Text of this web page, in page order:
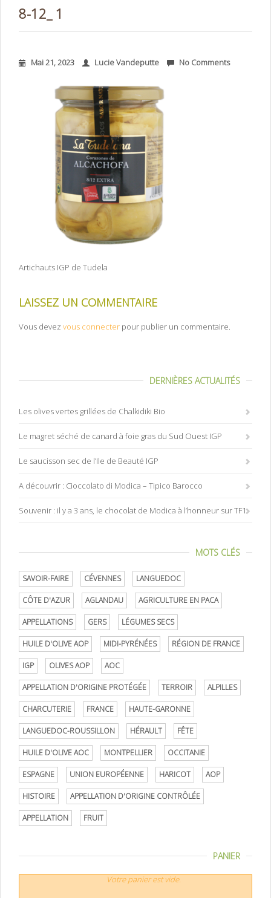
8-12_ 1
Mai 21, 2023 Lucie Vandeputte No Comments
Artichauts IGP de Tudela
LAISSEZ UN COMMENTAIRE
Vous devez vous connecter pour publier un commentaire.
DERNIÈRES ACTUALITÉS
Les olives vertes grillées de Chalkidiki Bio
Le magret séché de canard à foie gras du Sud Ouest IGP
Le saucisson sec de l’Ile de Beauté IGP
A découvrir : Cioccolato di Modica – Tipico Barocco
Souvenir : il y a 3 ans, le chocolat de Modica à l’honneur sur TF1
MOTS CLÉS
SAVOIR-FAIRE CÉVENNES LANGUEDOC
CÔTE D'AZUR AGLANDAU AGRICULTURE EN PACA
APPELLATIONS GERS LÉGUMES SECS
HUILE D'OLIVE AOP MIDI-PYRÉNÉES RÉGION DE FRANCE
IGP OLIVES AOP AOC
APPELLATION D'ORIGINE PROTÉGÉE TERROIR ALPILLES
CHARCUTERIE FRANCE HAUTE-GARONNE
LANGUEDOC-ROUSSILLON HÉRAULT FÊTE
HUILE D'OLIVE AOC MONTPELLIER OCCITANIE
ESPAGNE UNION EUROPÉENNE HARICOT AOP
HISTOIRE APPELLATION D'ORIGINE CONTRÔLÉE
APPELLATION FRUIT
PANIER
Votre panier est vide.